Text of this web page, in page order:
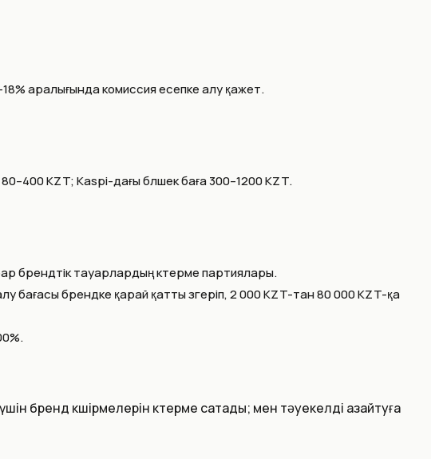
аралығында комиссия есепке алу қажет.
KZT; Kaspi-дағы бөлшек баға 300–1200 KZT.
брендтік тауарлардың көтерме партиялары.
бағасы брендке қарай қатты өзгеріп, 2 000 KZT-тан 80 000 KZT-қа
бренд көшірмелерін көтерме сатады; мен тәуекелді азайтуға